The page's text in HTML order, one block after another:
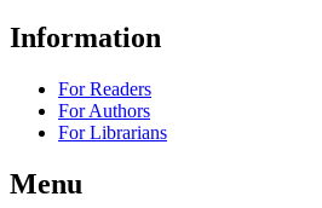
Information
For Readers
For Authors
For Librarians
Menu